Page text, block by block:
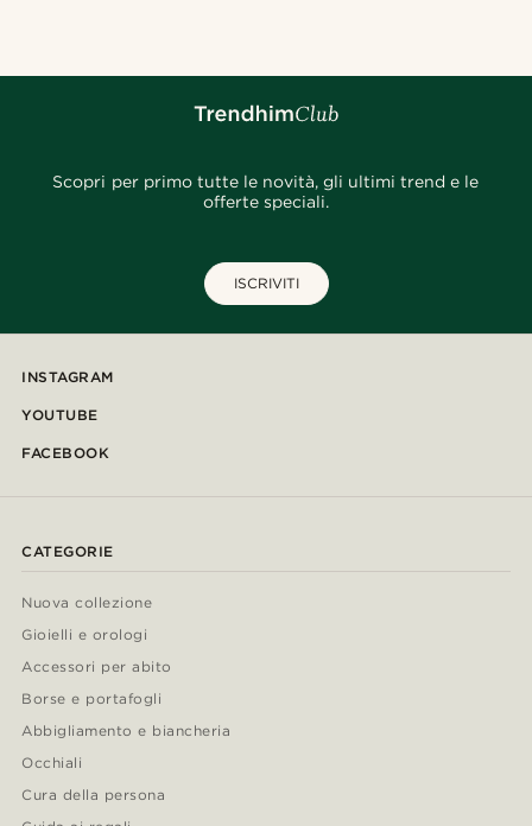
Scopri per primo tutte le novità, gli ultimi trend e le
offerte speciali.
ISCRIVITI
INSTAGRAM
YOUTUBE
FACEBOOK
CATEGORIE
Nuova collezione
Gioielli e orologi
Accessori per abito
Borse e portafogli
Abbigliamento e biancheria
Occhiali
Cura della persona